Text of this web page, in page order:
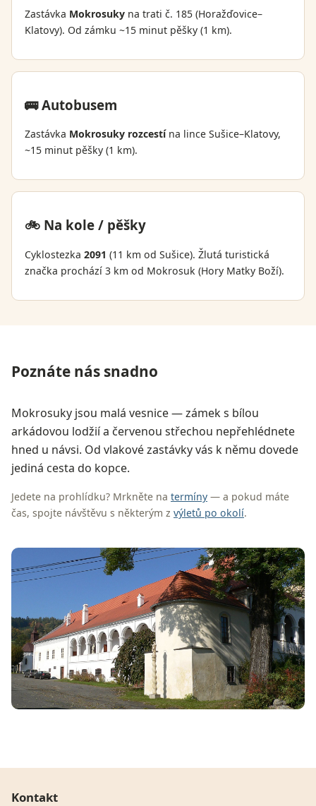
Zastávka Mokrosukyna trati č. 185 (Horažďovice–
Klatovy). Od zámku ~15 minut pěšky (1 km).
🚌 Autobusem
Zastávka Mokrosuky rozcestína lince Sušice–Klatovy,
~15 minut pěšky (1 km).
🚲 Na kole / pěšky
Cyklostezka 2091 (11 km od Sušice). Žlutá turistická
značka prochází 3 km od Mokrosuk (Hory Matky Boží).
Poznáte nás snadno
Mokrosuky jsou malá vesnice — zámek s bílou
arkádovou lodžií a červenou střechou nepřehlédnete
hned u návsi. Od vlakové zastávky vás k němu dovede
jediná cesta do kopce.
Jedete na prohlídku? Mrkněte na termíny — a pokud máte
čas, spojte návštěvu s některým z výletů po okolí.
Kontakt